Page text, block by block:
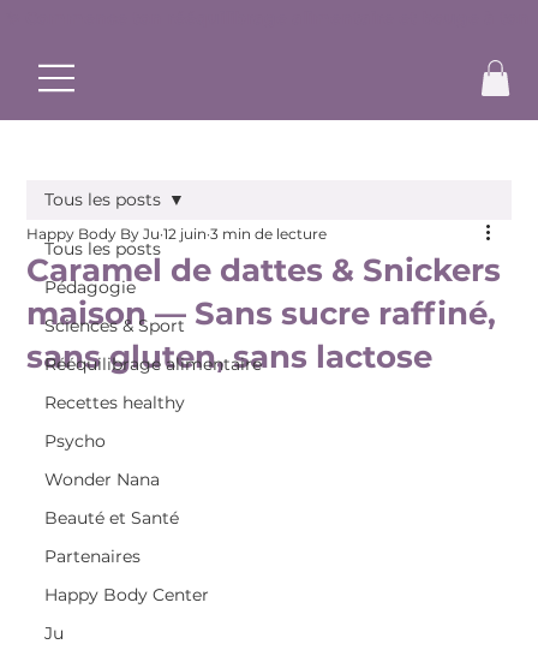
Tous les posts
Pédagogie
Sciences & Sport
Rééquilibrage alimentaire
Recettes healthy
Psycho
Wonder Nana
Beauté et Santé
Partenaires
Happy Body Center
Ju
Tous les posts
Caramel de dattes & Snickers
maison — Sans sucre raffiné,
sans gluten, sans lactose
Happy Body By Ju 12 juin 3 min de lecture